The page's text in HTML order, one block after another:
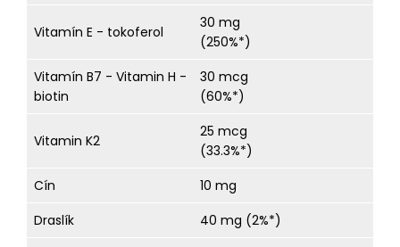
Vitamín E - tokoferol
30 mg
(250%*)
Vitamín B7 - Vitamin H -
biotin
30 mcg
(60%*)
Vitamin K2
25 mcg
(33.3%*)
Cín
10 mg
Draslík
40 mg (2%*)